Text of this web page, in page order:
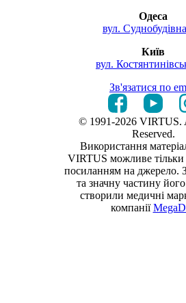
Одеса
вул.
Київ
вул.
Зв'язатися по
© 1991-2026 VIRTUS.
Reserved.
Використання
VIRTUS можливе
посиланням на джерело.
та значну частину
створили медичні
компанії